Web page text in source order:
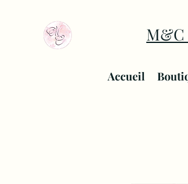
M&C
Accueil